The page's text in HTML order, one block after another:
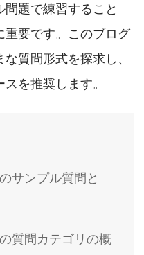
題で練習すること
重要です。このブログ
質問形式を探求し、
を推奨します。
サンプル質問と
質問カテゴリの概